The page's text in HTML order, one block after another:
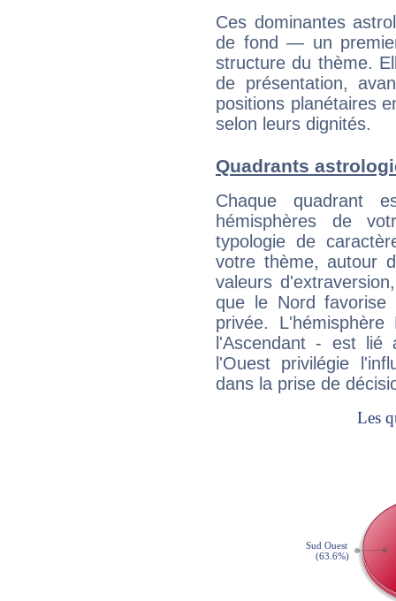
Ces dominantes
de fond — un
structure du thème.
de présentation,
positions planétaires
selon leurs dignités.
Quadrants
Chaque quadrant
hémisphères de
typologie de
votre thème, autour
valeurs
que le Nord favorise
privée.
l'Ascendant - est
l'Ouest privilégie
dans la prise de